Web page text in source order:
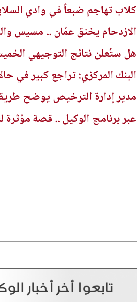
كلاب تهاجم ضبعاً في وادي
الازدحام يخنق عمّان .. مسيس
هل ستُعلن نتائج التوجيهي
البنك المركزي: تراجع كبير في
مدير إدارة الترخيص يوضح
عبر برنامج الوكيل .. قصة